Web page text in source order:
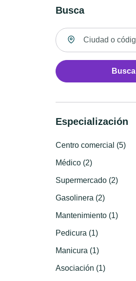
Busca
Buscar ubicación
Busca
Especialización
Centro comercial (5)
Médico (2)
Supermercado (2)
Gasolinera (2)
Mantenimiento (1)
Pedicura (1)
Manicura (1)
Asociación (1)